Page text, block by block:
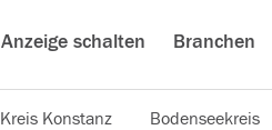
Anzeige schalten Branchen
Kreis Konstanz Bodenseekreis